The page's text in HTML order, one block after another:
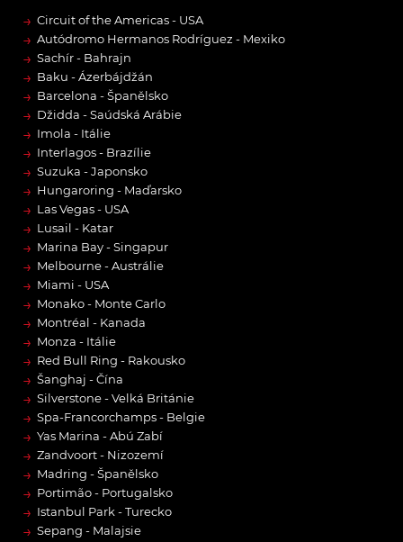
→ Circuit of the Americas - USA
→ Autódromo Hermanos Rodríguez - Mexiko
→ Sachír - Bahrajn
→ Baku - Ázerbájdžán
→ Barcelona - Španělsko
→ Džidda - Saúdská Arábie
→ Imola - Itálie
→ Interlagos - Brazílie
→ Suzuka - Japonsko
→ Hungaroring - Maďarsko
→ Las Vegas - USA
→ Lusail - Katar
→ Marina Bay - Singapur
→ Melbourne - Austrálie
→ Miami - USA
→ Monako - Monte Carlo
→ Montréal - Kanada
→ Monza - Itálie
→ Red Bull Ring - Rakousko
→ Šanghaj - Čína
→ Silverstone - Velká Británie
→ Spa-Francorchamps - Belgie
→ Yas Marina - Abú Zabí
→ Zandvoort - Nizozemí
→ Madring - Španělsko
→ Portimão - Portugalsko
→ Istanbul Park - Turecko
→ Sepang - Malajsie